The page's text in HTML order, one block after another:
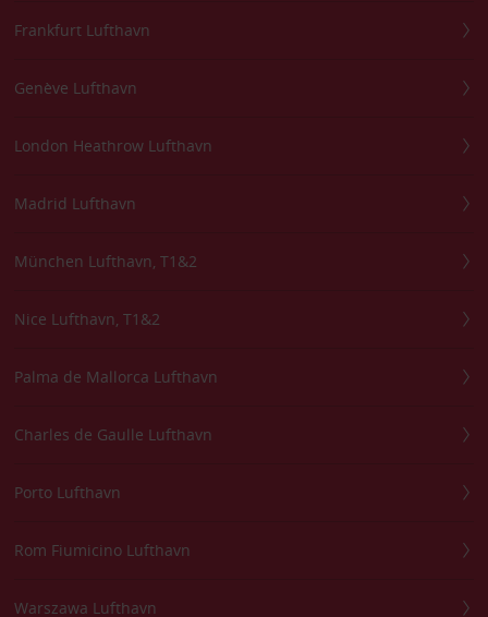
Frankfurt Lufthavn
Genève Lufthavn
London Heathrow Lufthavn
Madrid Lufthavn
München Lufthavn, T1&2
Nice Lufthavn, T1&2
Palma de Mallorca Lufthavn
Charles de Gaulle Lufthavn
Porto Lufthavn
Rom Fiumicino Lufthavn
Warszawa Lufthavn